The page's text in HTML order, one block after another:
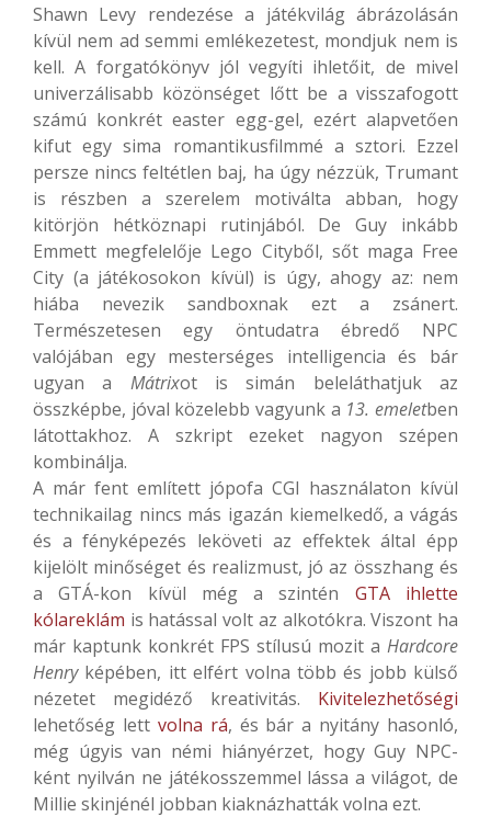
Shawn Levy rendezése a játékvilág ábrázolásán
kívül nem ad semmi emlékezetest, mondjuk nem is
kell. A forgatókönyv jól vegyíti ihletőit, de mivel
univerzálisabb közönséget lőtt be a visszafogott
számú konkrét easter egg-gel, ezért alapvetően
kifut egy sima romantikusfilmmé a sztori. Ezzel
persze nincs feltétlen baj, ha úgy nézzük, Trumant
is részben a szerelem motiválta abban, hogy
kitörjön hétköznapi rutinjából. De Guy inkább
Emmett megfelelője Lego Cityből, sőt maga Free
City (a játékosokon kívül) is úgy, ahogy az: nem
hiába nevezik sandboxnak ezt a zsánert.
Természetesen egy öntudatra ébredő NPC
valójában egy mesterséges intelligencia és bár
ugyan a Mátrixot is simán beleláthatjuk az
összképbe, jóval közelebb vagyunk a 13. emeletben
látottakhoz. A szkript ezeket nagyon szépen
kombinálja.
A már fent említett jópofa CGI használaton kívül
technikailag nincs más igazán kiemelkedő, a vágás
és a fényképezés leköveti az effektek által épp
kijelölt minőséget és realizmust, jó az összhang és
a GTÁ-kon kívül még a szintén GTA ihlette
kólareklám is hatással volt az alkotókra. Viszont ha
már kaptunk konkrét FPS stílusú mozit a Hardcore
Henryképében, itt elfért volna több és jobb külső
nézetet megidéző kreativitás. Kivitelezhetőségi
lehetőség lett volna rá, és bár a nyitány hasonló,
még úgyis van némi hiányérzet, hogy Guy NPC-
ként nyilván ne játékosszemmel lássa a világot, de
Millie skinjénél jobban kiaknázhatták volna ezt.